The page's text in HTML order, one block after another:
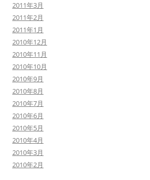
2011年3月
2011年2月
2011年1月
2010年12月
2010年11月
2010年10月
2010年9月
2010年8月
2010年7月
2010年6月
2010年5月
2010年4月
2010年3月
2010年2月